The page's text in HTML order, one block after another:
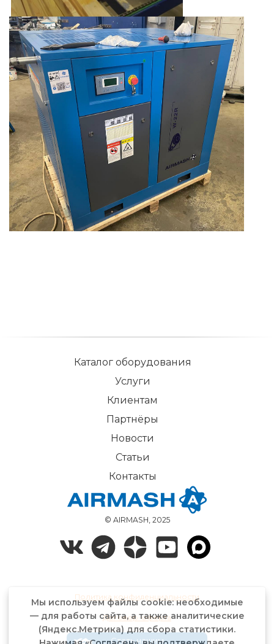
© AIRMASH, 2025
Каталог оборудования
Услуги
Клиентам
Партнёры
Новости
Статьи
Контакты
Политика конфиденциальности
Договор-оферта
Стать нашим
Мы используем файлы cookie: необходимые
— для работы сайта, а также аналитические
(Яндекс.Метрика) для сбора статистики.